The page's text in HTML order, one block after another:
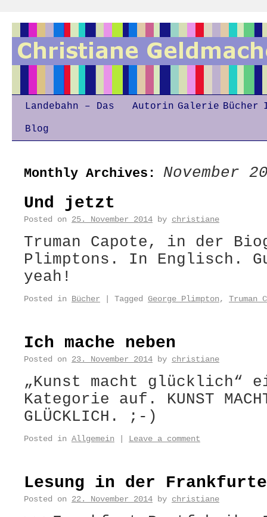
Landebahn – Das
Blog
Autorin Galerie Bücher
Monthly Archives: November
Und jetzt
Posted on 25. November 2014 by christiane
Truman Capote, in der
Plimptons. In Englisch.
yeah!
Posted in Bücher Tagged George Plimpton, Truman
Ich mache neben
Posted on 23. November 2014 by christiane
„Kunst macht glücklich“
Kategorie auf. KUNST
GLÜCKLICH. ;-)
Posted in Allgemein Leave a comment
Lesung in der
Posted on 22. November 2014 by christiane